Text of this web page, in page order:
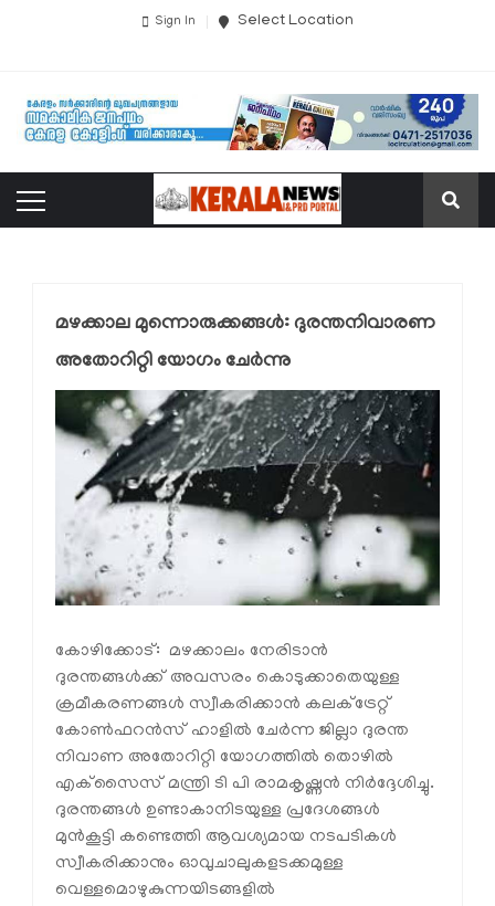
Sign In Select Location
മഴക്കാല മുന്നൊരുക്കങ്ങള്‍: ദുരന്തനിവാരണ
അതോറിറ്റി യോഗം ചേര്‍ന്നു
കോഴിക്കോട്: മഴക്കാലം നേരിടാന്‍
ദുരന്തങ്ങള്‍ക്ക് അവസരം കൊടുക്കാതെയുള്ള
ക്രമീകരണങ്ങള്‍ സ്വീകരിക്കാന്‍ കലക്ട്രേറ്റ്
കോണ്‍ഫറന്‍സ് ഹാളില്‍ ചേര്‍ന്ന ജില്ലാ ദുരന്ത
നിവാണ അതോറിറ്റി യോഗത്തില്‍ തൊഴില്‍
എക്‌സൈസ് മന്ത്രി ടി പി രാമകൃഷ്ണന്‍ നിര്‍ദ്ദേശിച്ചു.
ദുരന്തങ്ങള്‍ ഉണ്ടാകാനിടയുള്ള പ്രദേശങ്ങള്‍
മുന്‍കൂട്ടി കണ്ടെത്തി ആവശ്യമായ നടപടികള്‍
സ്വീകരിക്കാനും ഓവുചാലുകളടക്കമുള്ള
വെള്ളമൊഴുകുന്നയിടങ്ങളില്‍